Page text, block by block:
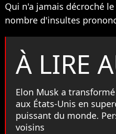
Qui n'a jamais décroché
nombre d'insultes
À LIRE
Elon Musk a
aux États-Unis en
puissant du monde.
voisins